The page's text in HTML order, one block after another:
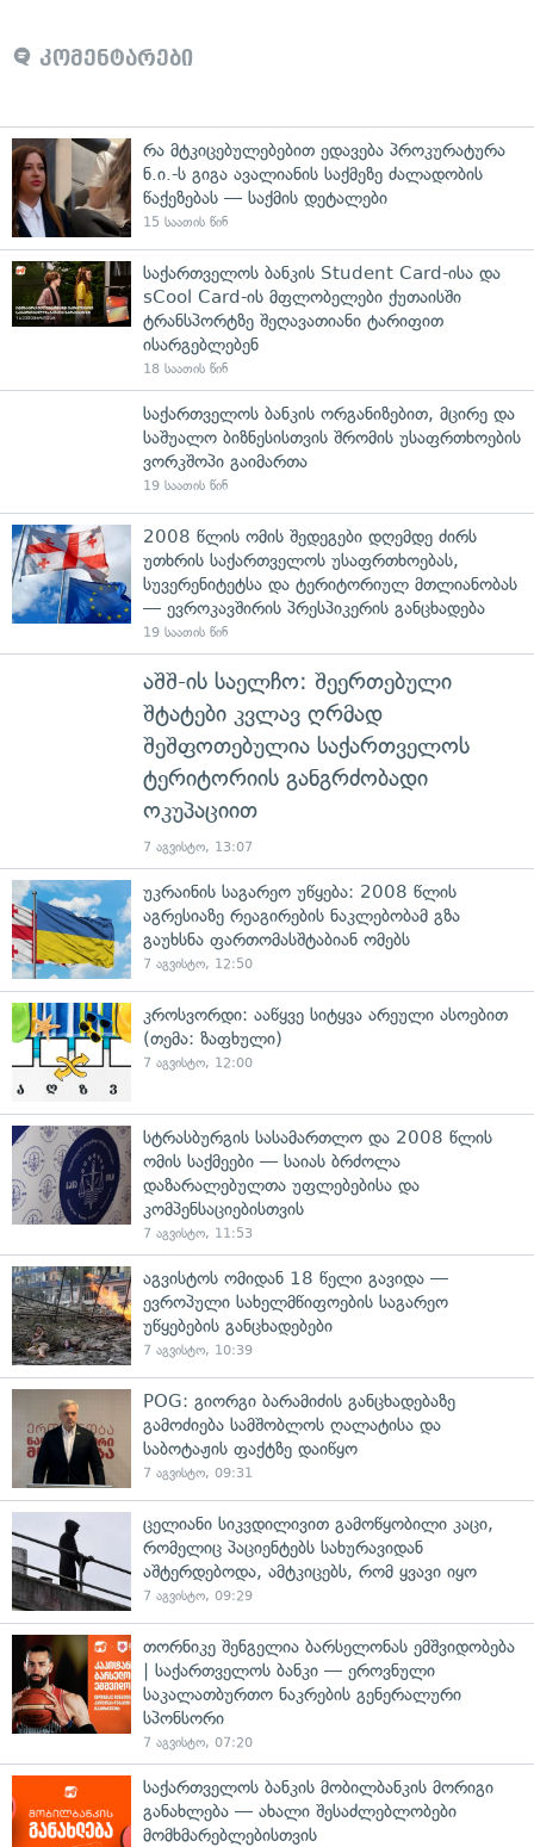
კომენტარები
რა მტკიცებულებებით ედავება პროკურატურა
ნ.ი.-ს გიგა ავალიანის საქმეზე ძალადობის
წაქეზებას — საქმის დეტალები
15 საათის წინ
საქართველოს ბანკის Student Card-ისა და
sCool Card-ის მფლობელები ქუთაისში
ტრანსპორტზე შეღავათიანი ტარიფით
ისარგებლებენ
18 საათის წინ
საქართველოს ბანკის ორგანიზებით, მცირე და
საშუალო ბიზნესისთვის შრომის უსაფრთხოების
ვორკშოპი გაიმართა
19 საათის წინ
2008 წლის ომის შედეგები დღემდე ძირს
უთხრის საქართველოს უსაფრთხოებას,
სუვერენიტეტსა და ტერიტორიულ მთლიანობას
— ევროკავშირის პრესპიკერის განცხადება
19 საათის წინ
აშშ-ის საელჩო: შეერთებული
შტატები კვლავ ღრმად
შეშფოთებულია საქართველოს
ტერიტორიის განგრძობადი
ოკუპაციით
7 აგვისტო, 13:07
უკრაინის საგარეო უწყება: 2008 წლის
აგრესიაზე რეაგირების ნაკლებობამ გზა
გაუხსნა ფართომასშტაბიან ომებს
7 აგვისტო, 12:50
კროსვორდი: ააწყვე სიტყვა არეული ასოებით
(თემა: ზაფხული)
7 აგვისტო, 12:00
სტრასბურგის სასამართლო და 2008 წლის
ომის საქმეები — საიას ბრძოლა
დაზარალებულთა უფლებებისა და
კომპენსაციებისთვის
7 აგვისტო, 11:53
აგვისტოს ომიდან 18 წელი გავიდა —
ევროპული სახელმწიფოების საგარეო
უწყებების განცხადებები
7 აგვისტო, 10:39
POG: გიორგი ბარამიძის განცხადებაზე
გამოძიება სამშობლოს ღალატისა და
საბოტაჟის ფაქტზე დაიწყო
7 აგვისტო, 09:31
ცელიანი სიკვდილივით გამოწყობილი კაცი,
რომელიც პაციენტებს სახურავიდან
აშტერდებოდა, ამტკიცებს, რომ ყვავი იყო
7 აგვისტო, 09:29
თორნიკე შენგელია ბარსელონას ემშვიდობება
| საქართველოს ბანკი — ეროვნული
საკალათბურთო ნაკრების გენერალური
სპონსორი
7 აგვისტო, 07:20
საქართველოს ბანკის მობილბანკის მორიგი
განახლება — ახალი შესაძლებლობები
მომხმარებლებისთვის